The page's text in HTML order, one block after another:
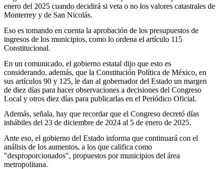
enero del 2025 cuando decidirá si veta o no los valores catastrales de
Monterrey y de San Nicolás.
Eso es tomando en cuenta la aprobación de los presupuestos de
ingresos de los municipios, como lo ordena el artículo 115
Constitucional.
En un comunicado, el gobierno estatal dijo que esto es
considerando, además, que la Constitución Política de México, en
sus artículos 90 y 125, le dan al gobernador del Estado un margen
de diez días para hacer observaciones a decisiones del Congreso
Local y otros diez días para publicarlas en el Periódico Oficial.
Además, señala, hay que recordar que el Congreso decretó días
inhábiles del 23 de diciembre de 2024 al 5 de enero de 2025.
Ante eso, el gobierno del Estado informa que continuará con el
análisis de los aumentos, a los que califica como
"desproporcionados", propuestos por municipios del área
metropolitana.